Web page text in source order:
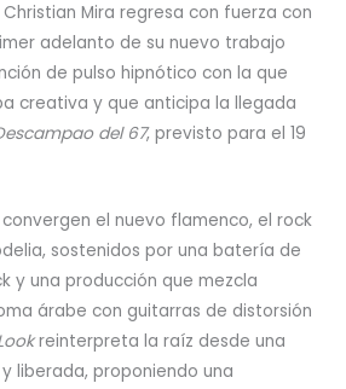
Mira regresa con fuerza con
adelanto de su nuevo trabajo
de pulso hipnótico con la que
creativa y que anticipa la llegada
del 67, previsto para el 19
el nuevo flamenco, el rock
sostenidos por una batería de
y una producción que mezcla
árabe con guitarras de distorsión
reinterpreta la raíz desde una
liberada, proponiendo una